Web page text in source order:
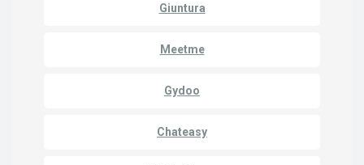
Giuntura
Meetme
Gydoo
Chateasy